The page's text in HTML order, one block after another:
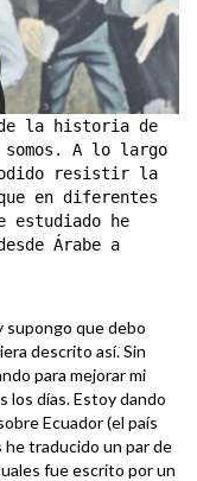
la historia de
A lo largo
resistir la
en diferentes
estudiado he
Árabe a
supongo que debo
descrito así. Sin
para mejorar mi
los días. Estoy dando
Ecuador (el país
he traducido un par de
fue escrito por un